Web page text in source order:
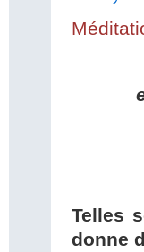
Telles
donne